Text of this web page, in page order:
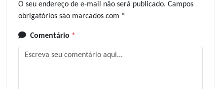
O seu endereço de e-mail não será publicado. Campos
obrigatórios são marcados com *
Comentário *